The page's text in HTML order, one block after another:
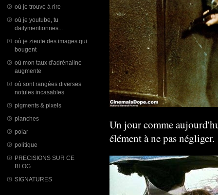
où je trouve à rire
où je youtube, tu
dailymentionnes...
où je zieute des images qui
bougent
où mon taux d'adrénaline
augmente
où sont rangées diverses
notules incasables
pigments & pixels
planches
polar
politique
PRECISIONS SUR CE
BLOG
SIGNATURES
Un jour comme
élément à ne pas négliger.